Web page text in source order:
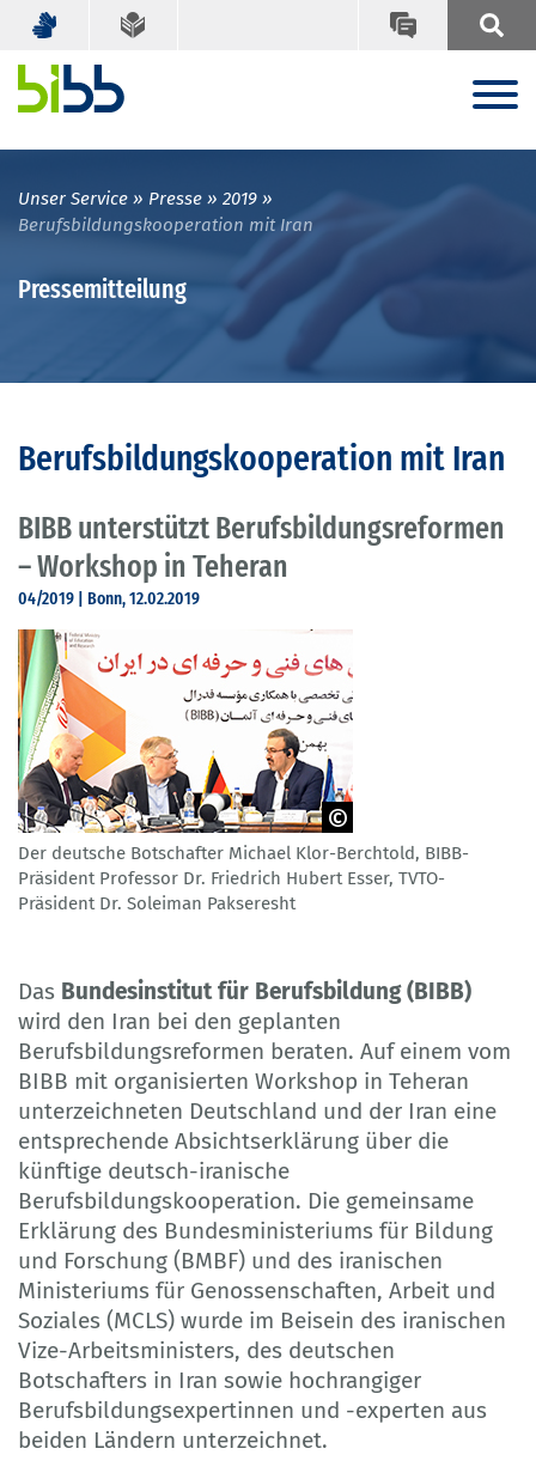
Unser Service Presse
2019
Berufsbildungskooperation mit Iran
Pressemitteilung
Berufsbildungskooperation mit Iran
BIBB unterstützt Berufsbildungsreformen
– Workshop in Teheran
04/2019 | Bonn, 12.02.2019
© iMOVE/BIBB
Der deutsche Botschafter Michael Klor-Berchtold, BIBB-
Präsident Professor Dr. Friedrich Hubert Esser, TVTO-
Präsident Dr. Soleiman Pakseresht
Das Bundesinstitut für Berufsbildung (BIBB)
wird den Iran bei den geplanten
Berufsbildungsreformen beraten. Auf einem vom
BIBB mit organisierten Workshop in Teheran
unterzeichneten Deutschland und der Iran eine
entsprechende Absichtserklärung über die
künftige deutsch-iranische
Berufsbildungskooperation. Die gemeinsame
Erklärung des Bundesministeriums für Bildung
und Forschung (BMBF) und des iranischen
Ministeriums für Genossenschaften, Arbeit und
Soziales (MCLS) wurde im Beisein des iranischen
Vize-Arbeitsministers, des deutschen
Botschafters in Iran sowie hochrangiger
Berufsbildungsexpertinnen und -experten aus
beiden Ländern unterzeichnet.